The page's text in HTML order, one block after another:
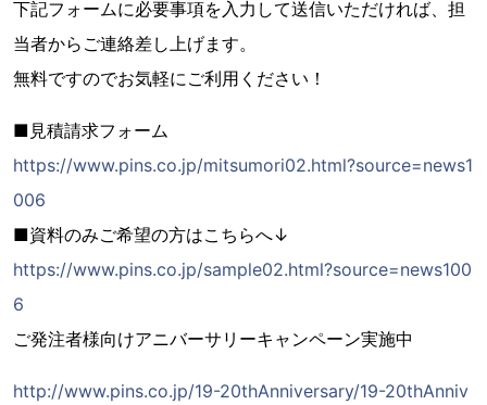
下記フォームに必要事項を入力して送信いただければ、担
当者からご連絡差し上げます。
無料ですのでお気軽にご利用ください！
■見積請求フォーム
https://www.pins.co.jp/mitsumori02.html?source=news1
006
■資料のみご希望の方はこちらへ↓
https://www.pins.co.jp/sample02.html?source=news100
6
ご発注者様向けアニバーサリーキャンペーン実施中
http://www.pins.co.jp/19-20thAnniversary/19-20thAnniv